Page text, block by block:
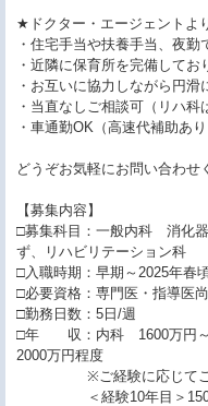
★ドクター・エージェントよ
・住宅手当や扶養手当、夜
・近隣に保育所を完備して
・お互いに協力しながら円
・当直なしご相談可（リハ科
・車通勤OK（高速代補助あ
どうぞお気軽にお問い合わせ
【募集内容】
□募集科目：一般内科 消化
ず、リハビリテーション科
□入職時期：早期～2025年春
□必要資格：専門医・指導医尚
□勤務日数：5日/週
□年 収：内科 1600万円～
2000万円程度
※ご経験に応じてご相
＜経験10年目＞1500